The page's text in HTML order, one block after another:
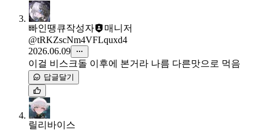
빠인땡큐작성자
매니저
@tRKZscNm4VFLquxd4
2026.06.09
이걸 비스크돌 이후에 본거라 나름 다른맛으로 먹음
답글달기
릴리바이스